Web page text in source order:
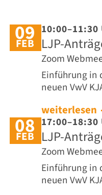
09
FEB
10:00–11:30
LJP-
Zoom
Einführung in
neuen VwV
weiterlesen
08
FEB
17:00–18:30
LJP-
Zoom
Einführung in
neuen VwV